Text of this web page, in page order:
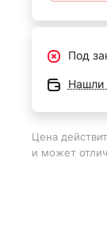
Под
Нашли
Цена
и может